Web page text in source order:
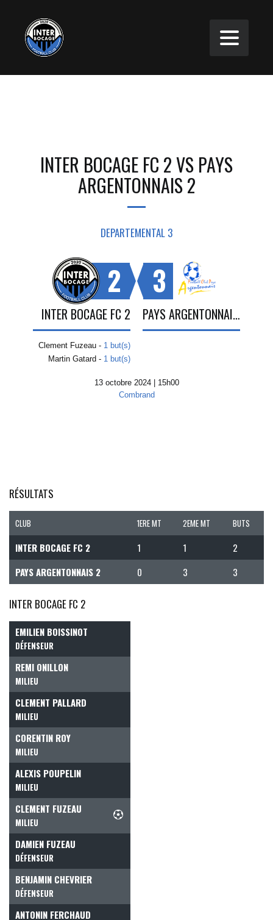
INTER BOCAGE FC 2 VS PAYS
ARGENTONNAIS 2
DEPARTEMENTAL 3
2
INTER BOCAGE FC 2
Clement Fuzeau - 1 but(s)
Martin Gatard - 1 but(s)
3
PAYS ARGENTONNAIS 2
13 octobre 2024 | 15h00
Combrand
RÉSULTATS
CLUB 1ERE MT 2EME MT BUTS
INTER BOCAGE FC 2 1 1
2
PAYS ARGENTONNAIS 2
0 3 3
INTER BOCAGE FC 2
EMILIEN BOISSINOT
DÉFENSEUR
REMI ONILLON
MILIEU
CLEMENT PALLARD
MILIEU
CORENTIN ROY
MILIEU
ALEXIS POUPELIN
MILIEU
CLEMENT FUZEAU
MILIEU
DAMIEN FUZEAU
DÉFENSEUR
BENJAMIN CHEVRIER
DÉFENSEUR
ANTONIN FERCHAUD